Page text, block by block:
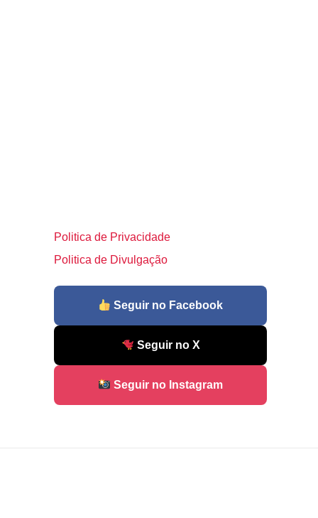
Politica de Privacidade
Politica de Divulgação
Seguir no Facebook
Seguir no X
Seguir no Instagram